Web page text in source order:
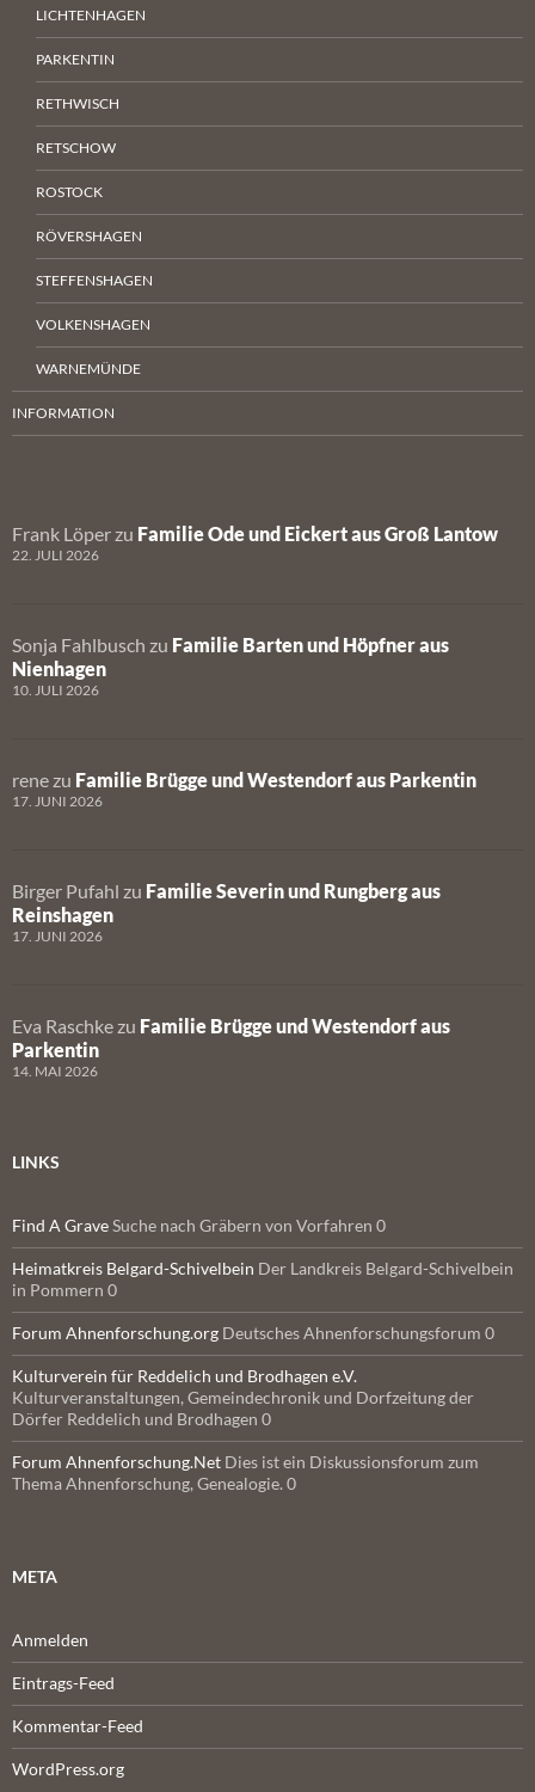
LICHTENHAGEN
PARKENTIN
RETHWISCH
RETSCHOW
ROSTOCK
RÖVERSHAGEN
STEFFENSHAGEN
VOLKENSHAGEN
WARNEMÜNDE
INFORMATION
Frank Löper zu Familie Ode und Eickert aus Groß Lantow
22. JULI 2026
Sonja Fahlbusch zu Familie Barten und Höpfner aus
Nienhagen
10. JULI 2026
rene zu Familie Brügge und Westendorf aus Parkentin
17. JUNI 2026
Birger Pufahl zu Familie Severin und Rungberg aus
Reinshagen
17. JUNI 2026
Eva Raschke zu Familie Brügge und Westendorf aus
Parkentin
14. MAI 2026
LINKS
Find A GraveSuche nach Gräbern von Vorfahren 0
Heimatkreis Belgard-Schivelbein Der Landkreis Belgard-Schivelbein
in Pommern 0
Forum Ahnenforschung.org Deutsches Ahnenforschungsforum 0
Kulturverein für Reddelich und Brodhagen e.V.
Kulturveranstaltungen, Gemeindechronik und Dorfzeitung der
Dörfer Reddelich und Brodhagen 0
Forum Ahnenforschung.Net Dies ist ein Diskussionsforum zum
Thema Ahnenforschung, Genealogie. 0
META
Anmelden
Eintrags-Feed
Kommentar-Feed
WordPress.org